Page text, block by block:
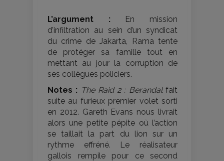
L’argument : En mission
d’infiltration au sein d’un syndicat
du crime de Jakarta, Rama tente
de protéger sa famille tout en
mettant au jour la corruption de
ses collègues policiers.
Notes : The Raid 2 : Berandalfait
suite au furieux premier volet sorti
en 2012. Gareth Evans nous livrait
alors une petite pépite où l’action
se taillait la part du lion sur un
rythme effréné. Le réalisateur
gallois rempile pour ce second